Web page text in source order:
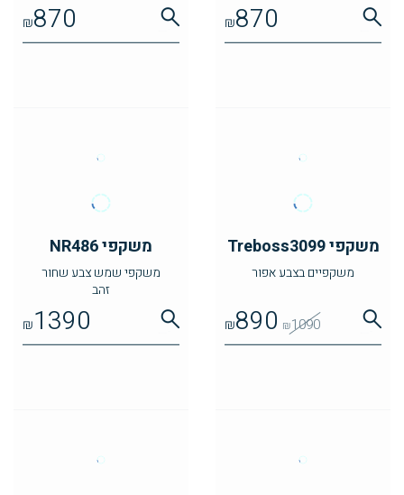
₪870
₪870
משקפי Treboss3099
משקפיים בצבע אפור
₪1090
₪890
משקפי NR486
משקפי שמש צבע שחור
זהב
₪1390